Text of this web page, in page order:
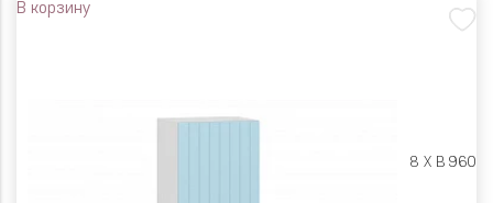
В корзину
Ш 450 X Г 318 X В 960